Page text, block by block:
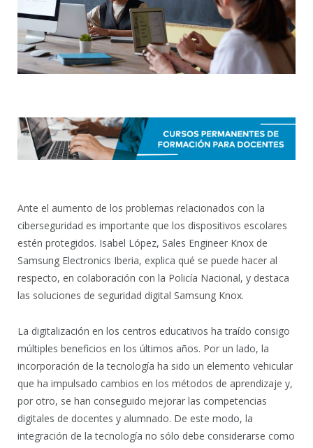
Ante el aumento de los problemas relacionados con la
ciberseguridad es importante que los dispositivos escolares
estén protegidos. Isabel López, Sales Engineer Knox de
Samsung Electronics Iberia, explica qué se puede hacer al
respecto, en colaboración con la Policía Nacional, y destaca
las soluciones de seguridad digital Samsung Knox.
La digitalización en los centros educativos ha traído consigo
múltiples beneficios en los últimos años. Por un lado, la
incorporación de la tecnología ha sido un elemento vehicular
que ha impulsado cambios en los métodos de aprendizaje y,
por otro, se han conseguido mejorar las competencias
digitales de docentes y alumnado. De este modo, la
integración de la tecnología no sólo debe considerarse como